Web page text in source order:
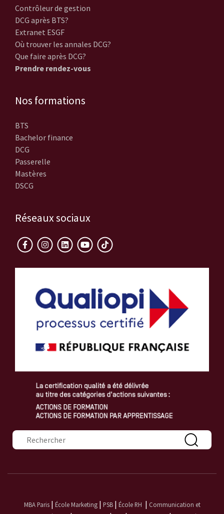
Contrôleur de gestion
DCG après BTS?
Extranet ESGF
Où trouver les annales DCG?
Que faire après DCG?
Prendre rendez-vous
Nos formations
BTS
Bachelor finance
DCG
Passerelle
Mastères
DSCG
Réseaux sociaux
Formulaire de recherche
MBA Paris| École Marketing| PSB| École RH | Communication et